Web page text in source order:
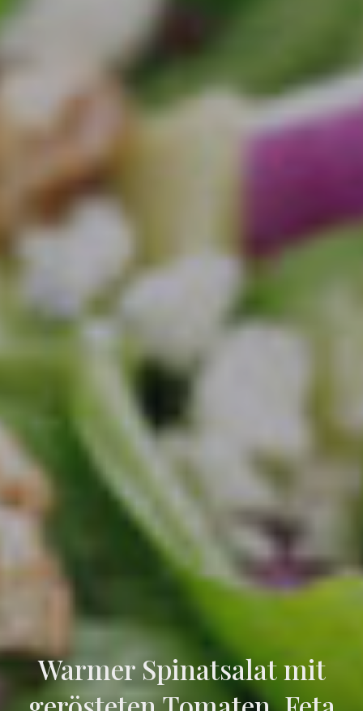
Warmer Spinatsalat mit